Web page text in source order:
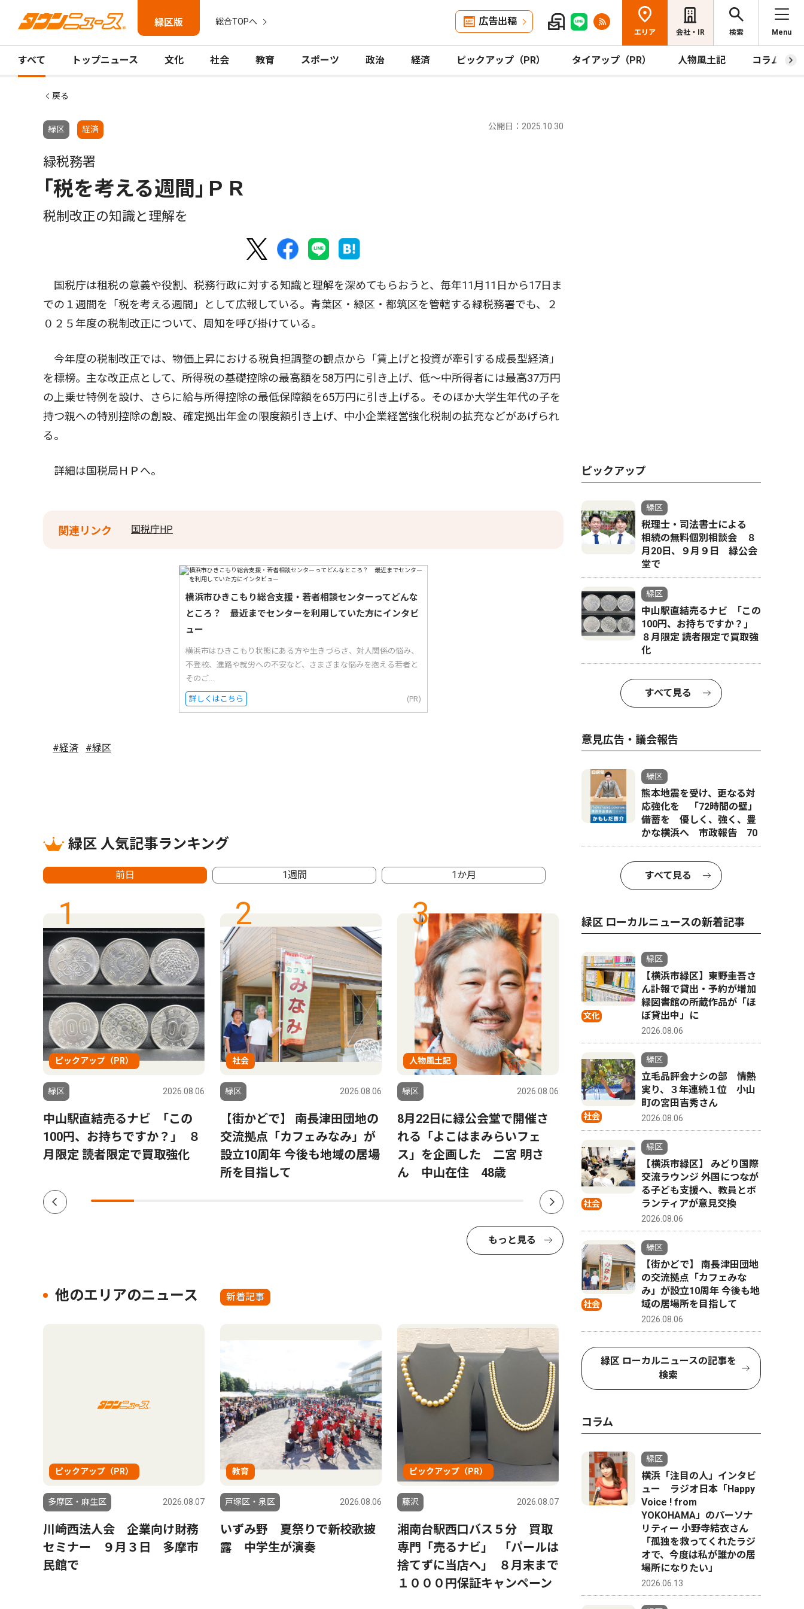
緑区版 総合TOPへ 広告出稿
エリア 会社・IR 検索 Menu
すべて トップニュース 文化 社会 教育 スポーツ 政治 経済 ピックアップ（PR） タイアップ（PR） 人物風土記 コラム
戻る
緑区 経済 公開日：2025.10.30
緑税務署
｢税を考える週間｣ＰＲ
税制改正の知識と理解を
国税庁は租税の意義や役割、税務行政に対する知識と理解を深めてもらおうと、毎年11月11日から17日ま
での１週間を「税を考える週間」として広報している。青葉区・緑区・都筑区を管轄する緑税務署でも、２
０２５年度の税制改正について、周知を呼び掛けている。
今年度の税制改正では、物価上昇における税負担調整の観点から「賃上げと投資が牽引する成長型経済」
を標榜。主な改正点として、所得税の基礎控除の最高額を58万円に引き上げ、低〜中所得者には最高37万円
の上乗せ特例を設け、さらに給与所得控除の最低保障額を65万円に引き上げる。そのほか大学生年代の子を
持つ親への特別控除の創設、確定拠出年金の限度額引き上げ、中小企業経営強化税制の拡充などがあげられ
る。
詳細は国税局ＨＰへ。
関連リンク 国税庁HP
横浜市ひきこもり総合支援・若者相談センターってどんな
ところ？ 最近までセンターを利用していた方にインタビ
ュー
横浜市はひきこもり状態にある方や生きづらさ、対人関係の悩み、
不登校、進路や就労への不安など、さまざまな悩みを抱える若者と
そのご...
詳しくはこちら (PR)
#経済 #緑区
緑区 人気記事ランキング
前日 1週間 1か月
1
ピックアップ（PR）
緑区 2026.08.06
中山駅直結売るナビ ｢この
100円、お持ちですか？｣ ８
月限定 読者限定で買取強化
2
社会
緑区 2026.08.06
【街かどで】 南長津田団地の
交流拠点「カフェみなみ」が
設立10周年 今後も地域の居場
所を目指して
3
人物風土記
緑区 2026.08.06
8月22日に緑公会堂で開催さ
れる「よこはまみらいフェ
ス」を企画した 二宮 明さ
ん 中山在住 48歳
4
社会
緑区 2026.08.06
霧が丘 カフェで「念願の」
落語会 ４年目迎えた「車座
トーク」
もっと見る
他のエリアのニュース 新着記事
ピックアップ（PR）
多摩区・麻生区 2026.08.07
川崎西法人会 企業向け財務
セミナー ９月３日 多摩市
民館で
教育
戸塚区・泉区 2026.08.06
いずみ野 夏祭りで新校歌披
露 中学生が演奏
ピックアップ（PR）
藤沢 2026.08.07
湘南台駅西口バス５分 買取
専門「売るナビ」 ｢パールは
捨てずに当店へ｣ ８月末まで
１０００円保証キャンペーン
ピックアップ
緑区
税理士・司法書士による
相続の無料個別相談会 ８
月20日、９月９日 緑公会
堂で
緑区
中山駅直結売るナビ ｢この
100円、お持ちですか？｣
８月限定 読者限定で買取強
化
すべて見る
意見広告・議会報告
緑区
熊本地震を受け、更なる対
応強化を 「72時間の壁」
備蓄を 優しく、強く、豊
かな横浜へ 市政報告 70
すべて見る
緑区 ローカルニュースの新着記事
文化
緑区
【横浜市緑区】東野圭吾さ
ん訃報で貸出・予約が増加
緑図書館の所蔵作品が「ほ
ぼ貸出中」に
2026.08.06
社会
緑区
立毛品評会ナシの部 情熱
実り、３年連続１位 小山
町の宮田吉秀さん
2026.08.06
社会
緑区
【横浜市緑区】 みどり国際
交流ラウンジ 外国につなが
る子ども支援へ、教員とボ
ランティアが意見交換
2026.08.06
社会
緑区
【街かどで】 南長津田団地
の交流拠点「カフェみな
み」が設立10周年 今後も地
域の居場所を目指して
2026.08.06
緑区 ローカルニュースの記事を
検索
コラム
緑区
横浜「注目の人」インタビ
ュー ラジオ日本「Happy
Voice ! from
YOKOHAMA」のパーソナ
リティー 小野寺結衣さん
「孤独を救ってくれたラジ
オで、今度は私が誰かの居
場所になりたい」
2026.06.13